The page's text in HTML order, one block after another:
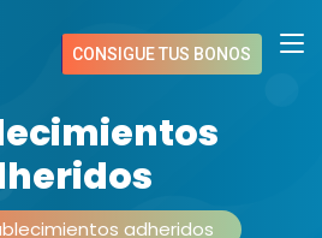
CONSIGUE TUS BONOS
adheridos